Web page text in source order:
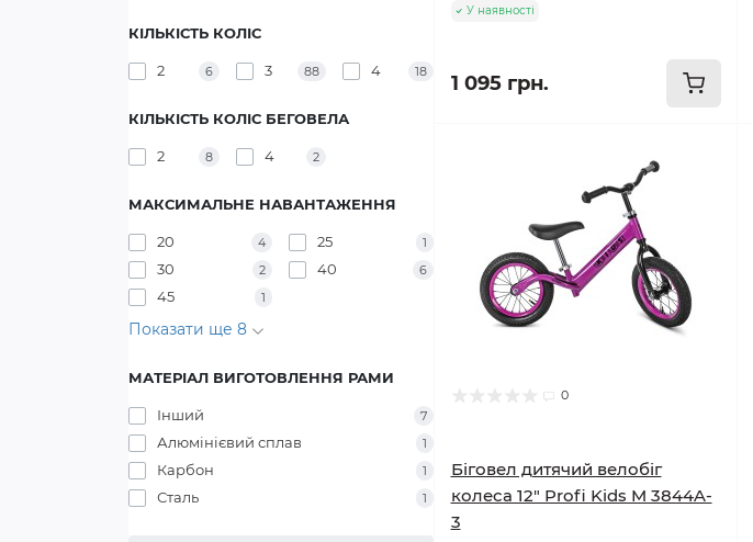
КІЛЬКІСТЬ КОЛІС
2 6 3 88 4 18
КІЛЬКІСТЬ КОЛІС БЕГОВЕЛА
2 8 4 2
МАКСИМАЛЬНЕ НАВАНТАЖЕННЯ
20 4 25 1
30 2 40 6
45 1
Показати ще 8
МАТЕРІАЛ ВИГОТОВЛЕННЯ РАМИ
Інший 7
Алюмінієвий сплав 1
Карбон 1
Сталь 1
У наявності
1 095 грн.
0
Біговел дитячий велобіг
колеса 12" Profi Kids M 3844A-
3